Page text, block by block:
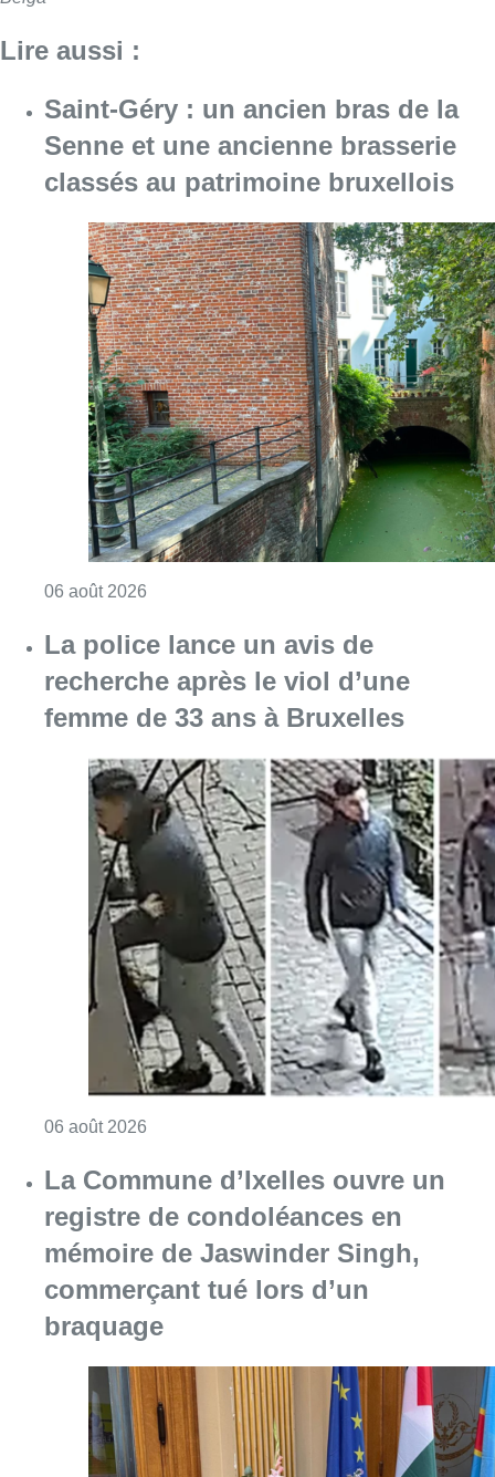
06 août 2026Consulter l'article "Saint-Géry : un ancien
La police lance un avis de
recherche après le viol d’une
femme de 33 ans à Bruxelles
06 août 2026 Consulter l'article "La police lance un avis
La Commune d’Ixelles ouvre un
registre de condoléances en
mémoire de Jaswinder Singh,
commerçant tué lors d’un
braquage
06 août 2026 Consulter l'article "La Commune d’Ixelles